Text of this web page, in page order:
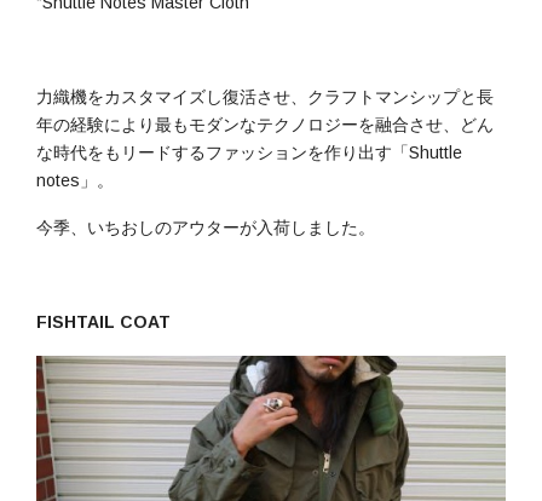
力織機をカスタマイズし復活させ、クラフトマンシップと長
年の経験により最もモダンなテクノロジーを融合させ、どん
な時代をもリードするファッションを作り出す「Shuttle
notes」。
今季、いちおしのアウターが入荷しました。
FISHTAIL COAT